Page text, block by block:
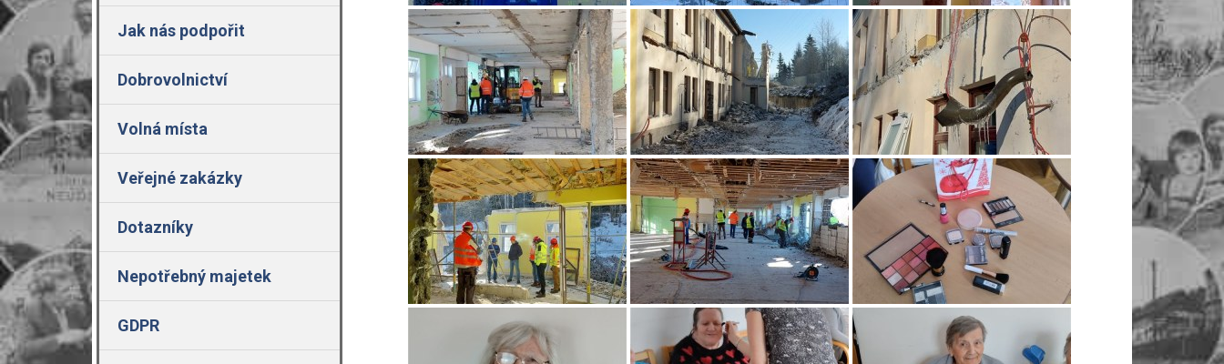
Jak nás podpořit
Dobrovolnictví
Volná místa
Veřejné zakázky
Dotazníky
Nepotřebný majetek
GDPR